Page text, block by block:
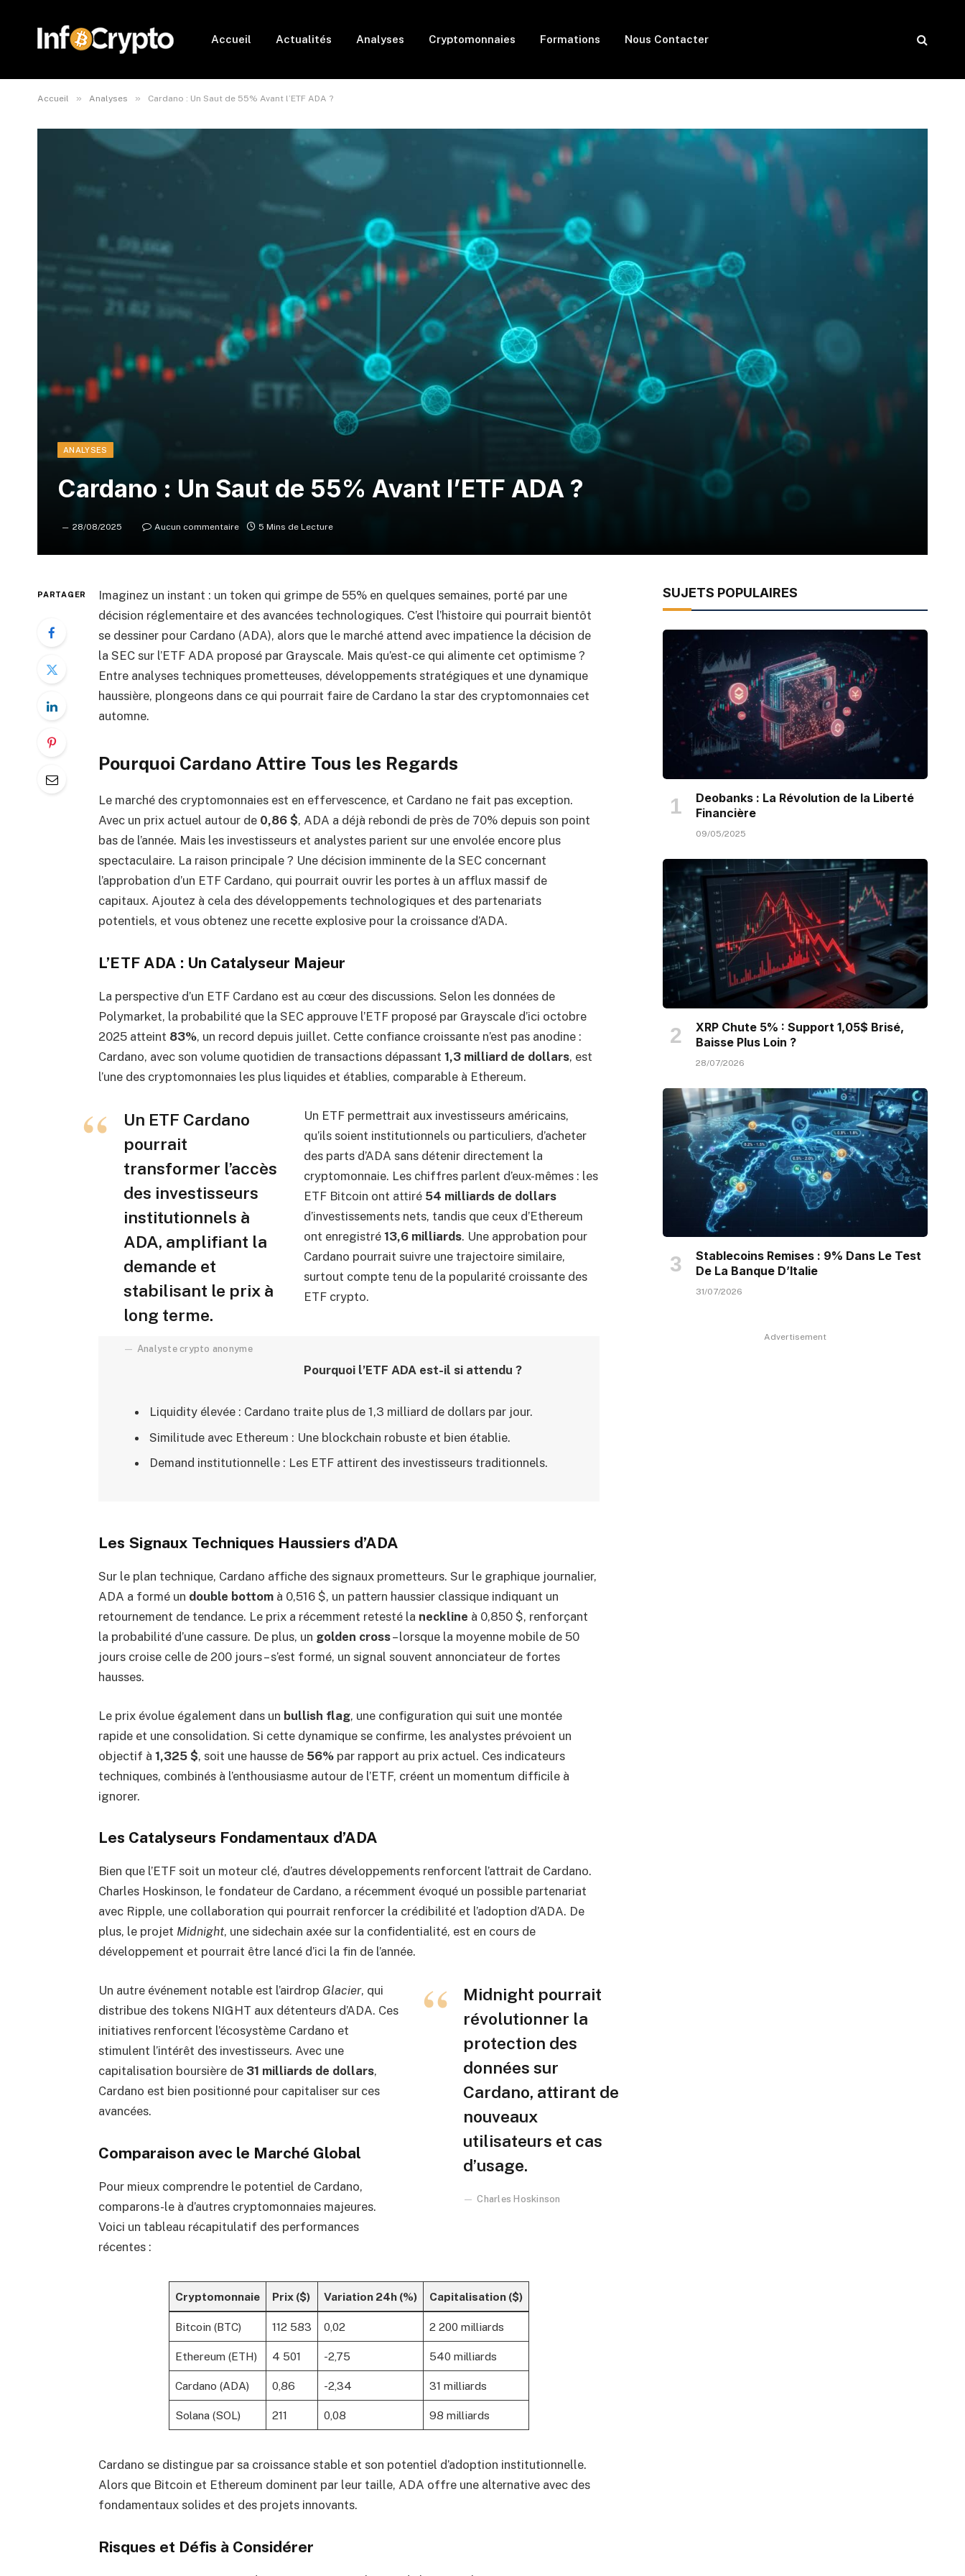
Accueil Actualités Analyses Cryptomonnaies Formations Nous Contacter
Accueil » Analyses » Cardano : Un Saut de 55% Avant l’ETF ADA ?
ANALYSES
Cardano : Un Saut de 55% Avant l’ETF ADA ?
28/08/2025 Aucun commentaire 5 Mins de Lecture
PARTAGER
Imaginez un instant : un token qui grimpe de 55% en quelques semaines, porté par une
décision réglementaire et des avancées technologiques. C’est l’histoire qui pourrait bientôt
se dessiner pour Cardano (ADA), alors que le marché attend avec impatience la décision de
la SEC sur l’ETF ADA proposé par Grayscale. Mais qu’est-ce qui alimente cet optimisme ?
Entre analyses techniques prometteuses, développements stratégiques et une dynamique
haussière, plongeons dans ce qui pourrait faire de Cardano la star des cryptomonnaies cet
automne.
Pourquoi Cardano Attire Tous les Regards
Le marché des cryptomonnaies est en effervescence, et Cardano ne fait pas exception.
Avec un prix actuel autour de 0,86 $, ADA a déjà rebondi de près de 70% depuis son point
bas de l’année. Mais les investisseurs et analystes parient sur une envolée encore plus
spectaculaire. La raison principale ? Une décision imminente de la SEC concernant
l’approbation d’un ETF Cardano, qui pourrait ouvrir les portes à un afflux massif de
capitaux. Ajoutez à cela des développements technologiques et des partenariats
potentiels, et vous obtenez une recette explosive pour la croissance d’ADA.
L’ETF ADA : Un Catalyseur Majeur
La perspective d’un ETF Cardano est au cœur des discussions. Selon les données de
Polymarket, la probabilité que la SEC approuve l’ETF proposé par Grayscale d’ici octobre
2025 atteint 83%, un record depuis juillet. Cette confiance croissante n’est pas anodine :
Cardano, avec son volume quotidien de transactions dépassant 1,3 milliard de dollars, est
l’une des cryptomonnaies les plus liquides et établies, comparable à Ethereum.
Un ETF Cardano
pourrait
transformer l’accès
des investisseurs
institutionnels à
ADA, amplifiant la
demande et
stabilisant le prix à
long terme.
Analyste crypto anonyme
Un ETF permettrait aux investisseurs américains,
qu’ils soient institutionnels ou particuliers, d’acheter
des parts d’ADA sans détenir directement la
cryptomonnaie. Les chiffres parlent d’eux-mêmes : les
ETF Bitcoin ont attiré 54 milliards de dollars
d’investissements nets, tandis que ceux d’Ethereum
ont enregistré13,6 milliards. Une approbation pour
Cardano pourrait suivre une trajectoire similaire,
surtout compte tenu de la popularité croissante des
ETF crypto.
Pourquoi l’ETF ADA est-il si attendu ?
Liquidity élevée : Cardano traite plus de 1,3 milliard de dollars par jour.
Similitude avec Ethereum : Une blockchain robuste et bien établie.
Demand institutionnelle : Les ETF attirent des investisseurs traditionnels.
Les Signaux Techniques Haussiers d’ADA
Sur le plan technique, Cardano affiche des signaux prometteurs. Sur le graphique journalier,
ADA a formé un double bottomà 0,516 $, un pattern haussier classique indiquant un
retournement de tendance. Le prix a récemment retesté la neckline à 0,850 $, renforçant
la probabilité d’une cassure. De plus, un golden cross– lorsque la moyenne mobile de 50
jours croise celle de 200 jours – s’est formé, un signal souvent annonciateur de fortes
hausses.
Le prix évolue également dans un bullish flag, une configuration qui suit une montée
rapide et une consolidation. Si cette dynamique se confirme, les analystes prévoient un
objectif à 1,325 $, soit une hausse de 56%par rapport au prix actuel. Ces indicateurs
techniques, combinés à l’enthousiasme autour de l’ETF, créent un momentum difficile à
ignorer.
Les Catalyseurs Fondamentaux d’ADA
Bien que l’ETF soit un moteur clé, d’autres développements renforcent l’attrait de Cardano.
Charles Hoskinson, le fondateur de Cardano, a récemment évoqué un possible partenariat
avec Ripple, une collaboration qui pourrait renforcer la crédibilité et l’adoption d’ADA. De
plus, le projet Midnight, une sidechain axée sur la confidentialité, est en cours de
développement et pourrait être lancé d’ici la fin de l’année.
Midnight pourrait
révolutionner la
protection des
données sur
Cardano, attirant de
nouveaux
utilisateurs et cas
d’usage.
Charles Hoskinson
Un autre événement notable est l’airdrop Glacier, qui
distribue des tokens NIGHT aux détenteurs d’ADA. Ces
initiatives renforcent l’écosystème Cardano et
stimulent l’intérêt des investisseurs. Avec une
capitalisation boursière de 31 milliards de dollars,
Cardano est bien positionné pour capitaliser sur ces
avancées.
Comparaison avec le Marché Global
Pour mieux comprendre le potentiel de Cardano,
comparons-le à d’autres cryptomonnaies majeures.
Voici un tableau récapitulatif des performances
récentes :
Cryptomonnaie Prix ($) Variation 24h (%) Capitalisation ($)
Bitcoin (BTC) 112 583 0,02 2 200 milliards
Ethereum (ETH) 4 501 -2,75 540 milliards
Cardano (ADA) 0,86 -2,34 31 milliards
Solana (SOL) 211 0,08 98 milliards
Cardano se distingue par sa croissance stable et son potentiel d’adoption institutionnelle.
Alors que Bitcoin et Ethereum dominent par leur taille, ADA offre une alternative avec des
fondamentaux solides et des projets innovants.
Risques et Défis à Considérer
SUJETS POPULAIRES
Deobanks : La Révolution de la Liberté
Financière
09/05/2025
XRP Chute 5% : Support 1,05$ Brisé,
Baisse Plus Loin ?
28/07/2026
Stablecoins Remises : 9% Dans Le Test
De La Banque D’Italie
31/07/2026
Advertisement